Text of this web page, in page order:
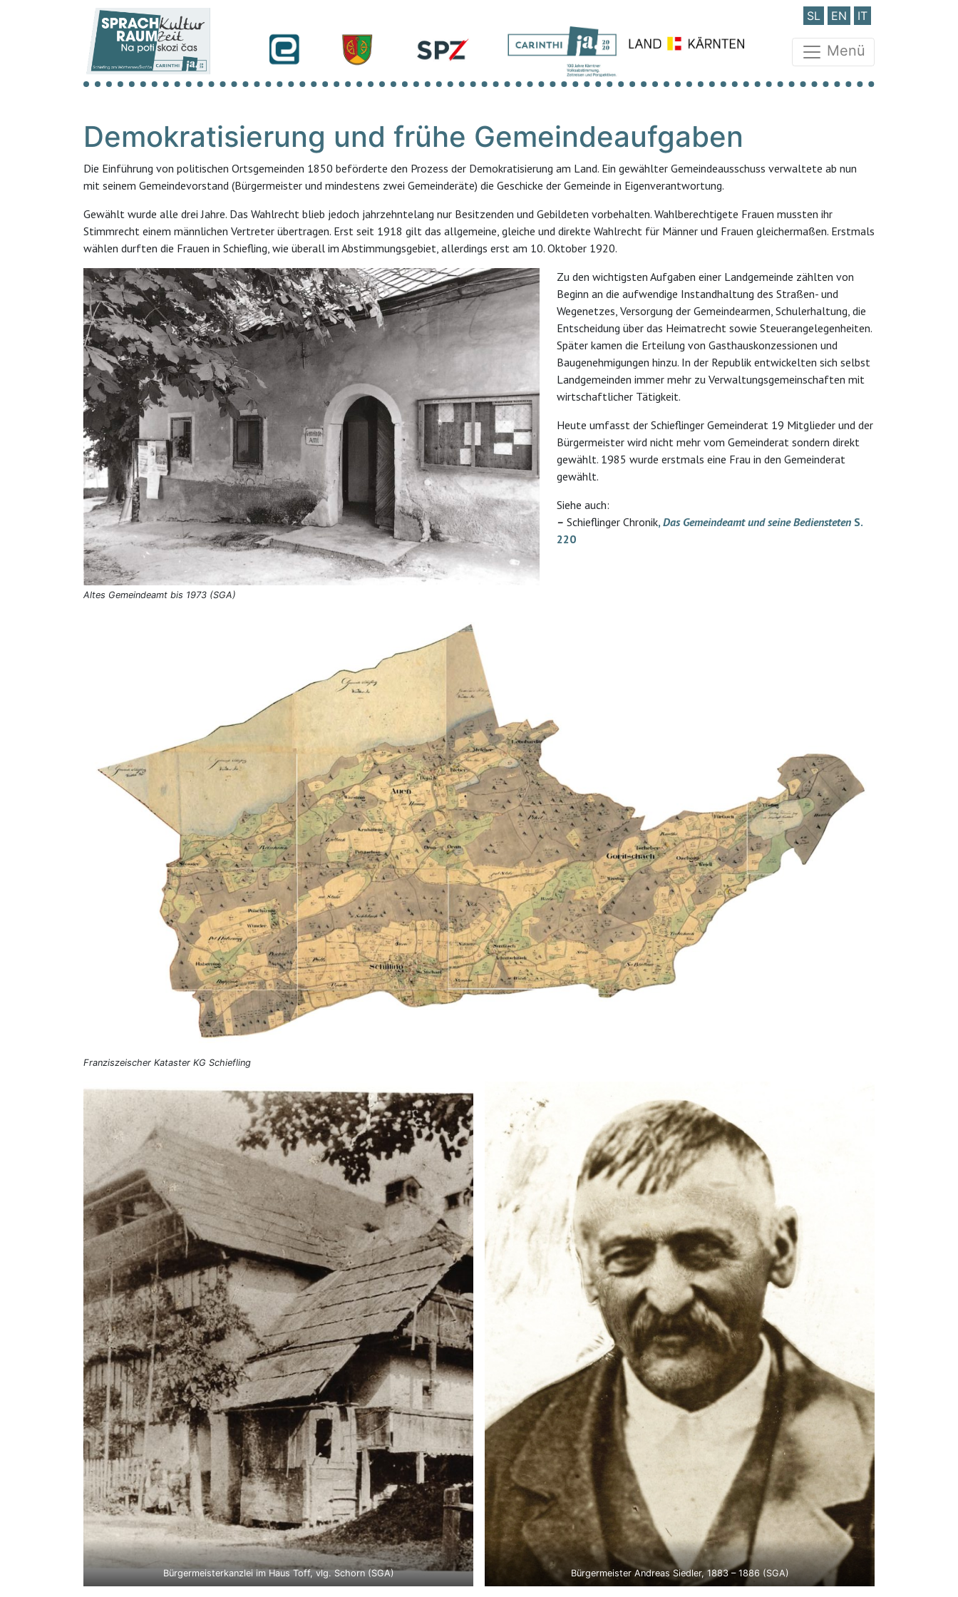
SL EN IT
Menü
Demokratisierung und frühe Gemeindeaufgaben
Die Einführung von politischen Ortsgemeinden 1850 beförderte den Prozess der Demokratisierung am Land. Ein gewählter Gemeindeausschuss verwaltete ab nun
mit seinem Gemeindevorstand (Bürgermeister und mindestens zwei Gemeinderäte) die Geschicke der Gemeinde in Eigenverantwortung.
Gewählt wurde alle drei Jahre. Das Wahlrecht blieb jedoch jahrzehntelang nur Besitzenden und Gebildeten vorbehalten. Wahlberechtigete Frauen mussten ihr
Stimmrecht einem männlichen Vertreter übertragen. Erst seit 1918 gilt das allgemeine, gleiche und direkte Wahlrecht für Männer und Frauen gleichermaßen. Erstmals
wählen durften die Frauen in Schiefling, wie überall im Abstimmungsgebiet, allerdings erst am 10. Oktober 1920.
Altes Gemeindeamt bis 1973 (SGA)
Zu den wichtigsten Aufgaben einer Landgemeinde zählten von
Beginn an die aufwendige Instandhaltung des Straßen- und
Wegenetzes, Versorgung der Gemeindearmen, Schulerhaltung, die
Entscheidung über das Heimatrecht sowie Steuerangelegenheiten.
Später kamen die Erteilung von Gasthauskonzessionen und
Baugenehmigungen hinzu. In der Republik entwickelten sich selbst
Landgemeinden immer mehr zu Verwaltungsgemeinschaften mit
wirtschaftlicher Tätigkeit.
Heute umfasst der Schieflinger Gemeinderat 19 Mitglieder und der
Bürgermeister wird nicht mehr vom Gemeinderat sondern direkt
gewählt. 1985 wurde erstmals eine Frau in den Gemeinderat
gewählt.
Siehe auch:
– Schieflinger Chronik, Das Gemeindeamt und seine Bediensteten S.
220
Franziszeischer Kataster KG Schiefling
Bürgermeisterkanzlei im Haus Toff, vlg. Schorn (SGA) Bürgermeister Andreas Siedler, 1883 – 1886 (SGA)